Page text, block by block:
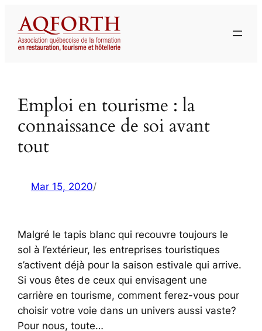
contenu
Emploi en tourisme : la
connaissance de soi avant
tout
Mar 15, 2020/
Malgré le tapis blanc qui recouvre toujours le
sol à l’extérieur, les entreprises touristiques
s’activent déjà pour la saison estivale qui arrive.
Si vous êtes de ceux qui envisagent une
carrière en tourisme, comment ferez-vous pour
choisir votre voie dans un univers aussi vaste?
Pour nous, toute…